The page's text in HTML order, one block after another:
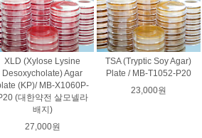
XLD (Xylose Lysine
Desoxycholate) Agar
(KP)/ MB-X1060P-
(대한약전 살모넬라
배지)
27,000원
TSA (Tryptic Soy Agar)
Plate / MB-T1052-P20
23,000원